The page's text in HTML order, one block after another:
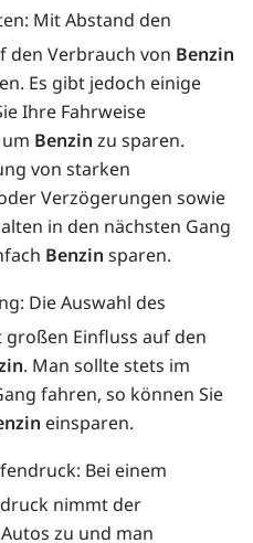
Mit Abstand den
den Verbrauch von Benzin
Es gibt jedoch einige
Ihre Fahrweise
Benzin zu sparen.
von starken
Verzögerungen sowie
in den nächsten Gang
Benzin sparen.
Die Auswahl des
Einfluss auf den
. Man sollte stets im
fahren, so können Sie
einsparen.
Bei einem
nimmt der
zu und man